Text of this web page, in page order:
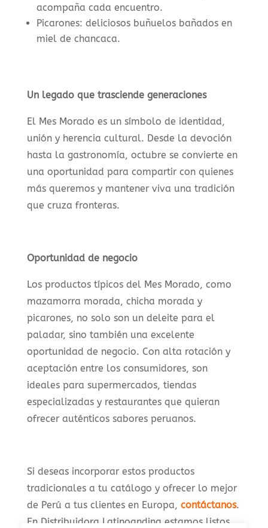
acompaña cada encuentro.
Picarones: deliciosos buñuelos bañados en
miel de chancaca.
Un legado que trasciende generaciones
El Mes Morado es un símbolo de identidad,
unión y herencia cultural. Desde la devoción
hasta la gastronomía, octubre se convierte en
una oportunidad para compartir con quienes
más queremos y mantener viva una tradición
que cruza fronteras.
Oportunidad de negocio
Los productos típicos del Mes Morado, como
mazamorra morada, chicha morada y
picarones, no solo son un deleite para el
paladar, sino también una excelente
oportunidad de negocio. Con alta rotación y
aceptación entre los consumidores, son
ideales para supermercados, tiendas
especializadas y restaurantes que quieran
ofrecer auténticos sabores peruanos.
Si deseas incorporar estos productos
tradicionales a tu catálogo y ofrecer lo mejor
de Perú a tus clientes en Europa, contáctanos.
En Distribuidora Latinoandina estamos listos